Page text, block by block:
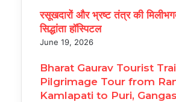
रसूखदारों और भ्रष्ट तंत्र की
सिद्धांता हॉस्पिटल
June 19, 2026
Bharat Gaurav Tourist
Pilgrimage Tour from
Kamlapati to Puri,